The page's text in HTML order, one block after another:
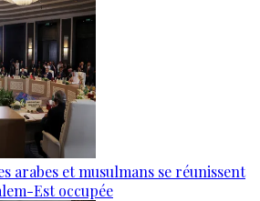
arabes et musulmans se réunissent
Est occupée